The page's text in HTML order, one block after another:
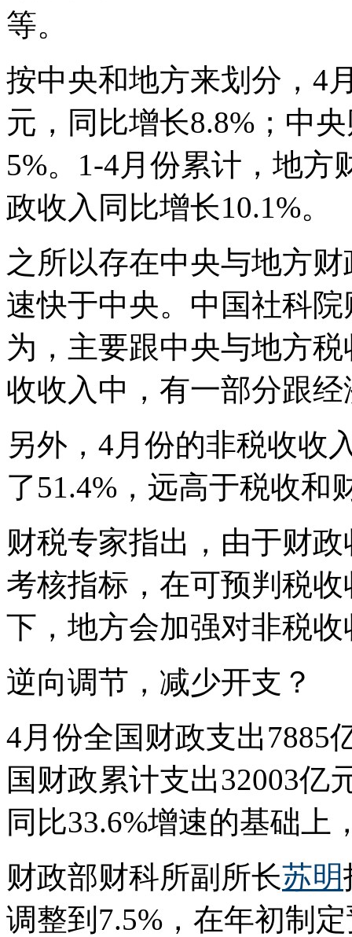
等。
按中央和地方来划分，4
元，同比增长8.8%；中
5%。1-4月份累计，地方
政收入同比增长10.1%。
之所以存在中央与地方
速快于中央。中国社科
为，主要跟中央与地方
收收入中，有一部分跟
另外，4月份的非税收收
了51.4%，远高于税收和
财税专家指出，由于财
考核指标，在可预判税
下，地方会加强对非税
逆向调节，减少开支？
4月份全国财政支出7885
国财政累计支出32003亿
同比33.6%增速的基础上
财政部财科所副所长苏明
调整到7.5%，在年初制